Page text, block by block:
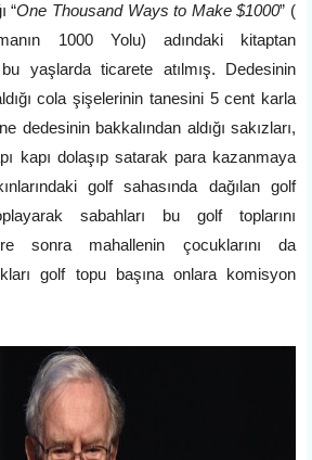
“One Thousand Ways to Make $1000” (
1000 Yolu) adındaki kitaptan
yaşlarda ticarete atılmış. Dedesinin
cola şişelerinin tanesini 5 cent karla
dedesinin bakkalından aldığı sakızları,
kapı dolaşıp satarak para kazanmaya
golf sahasında dağılan golf
sabahları bu golf toplarını
sonra mahallenin çocuklarını da
golf topu başına onlara komisyon